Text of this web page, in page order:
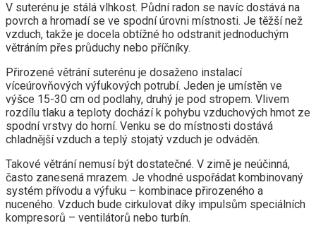
V suterénu je stálá vlhkost. Půdní radon se navíc dostává na
povrch a hromadí se ve spodní úrovni místnosti. Je těžší než
vzduch, takže je docela obtížné ho odstranit jednoduchým
větráním přes průduchy nebo příčníky.
Přirozené větrání suterénu je dosaženo instalací
víceúrovňových výfukových potrubí. Jeden je umístěn ve
výšce 15-30 cm od podlahy, druhý je pod stropem. Vlivem
rozdílu tlaku a teploty dochází k pohybu vzduchových hmot ze
spodní vrstvy do horní. Venku se do místnosti dostává
chladnější vzduch a teplý stojatý vzduch je odváděn.
Takové větrání nemusí být dostatečné. V zimě je neúčinná,
často zanesená mrazem. Je vhodné uspořádat kombinovaný
systém přívodu a výfuku – kombinace přirozeného a
nuceného. Vzduch bude cirkulovat díky impulsům speciálních
kompresorů – ventilátorů nebo turbín.